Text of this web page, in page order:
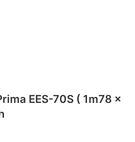
EES-70S ( 1m78 x